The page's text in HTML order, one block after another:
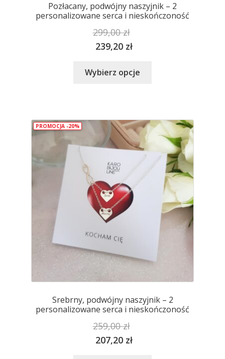
Pozłacany, podwójny naszyjnik – 2
personalizowane serca i nieskończoność
299,00zł
239,20 zł
Wybierz opcje
wariantów.
Opcje
można
wybrać
na
stronie
produktu
PROMOCJA -20%
Srebrny, podwójny naszyjnik – 2
personalizowane serca i nieskończoność
259,00zł
207,20 zł